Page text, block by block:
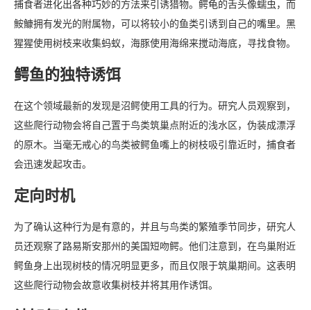
会迅速发起攻击。
定向时机
为了确认这种行为是有意的，并且与鸟类的繁殖季节同步，研究人
认知复杂性
研究作者弗拉基米尔·迪内茨对将鳄鱼和短吻鳄视为“迟钝、愚蠢、
生态影响